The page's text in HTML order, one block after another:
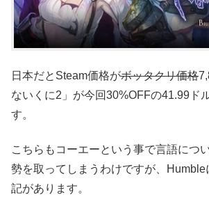
日本だとSteam価格がボッタクリ価格
ないくに2」が今回30%OFFの41.99ド
す。
こちらもコーエーという事で言語につ
勢を取ってしまうわけですが、
記があります。